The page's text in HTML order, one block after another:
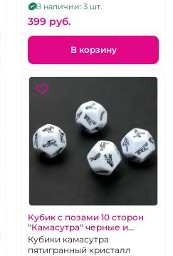
В наличии: 3 шт.
399 pуб.
В корзину
Кубик с позами 10 сторон
"Камасутра" черные и
белые 1 шт
Кубики камасутра
пятигранный кристалл